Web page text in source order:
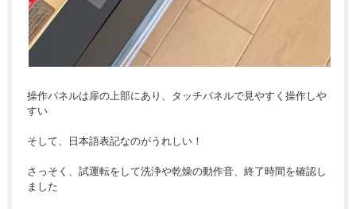
操作パネルは扉の上部にあり、タッチパネルで見やすく操作しや
すい
そして、日本語表記なのがうれしい！
さっそく、試運転をして洗浄や乾燥の動作音、終了時間を確認し
ました